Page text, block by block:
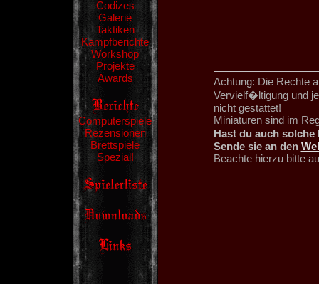
Codizes
Galerie
Taktiken
Kampfberichte
Workshop
Projekte
Awards
Computerspiele
Rezensionen
Brettspiele
Spezial!
Achtung: Die Rechte
Vervielf�ltigung und
nicht gestattet!
Miniaturen sind im
Hast du auch
Sende sie an den
Beachte hierzu bitte